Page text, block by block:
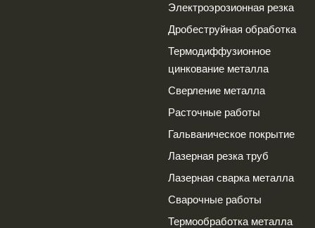
Электроэрозионная резка
Дробеструйная обработка
Термодиффузионное
цинкование металла
Сверление металла
Расточные работы
Гальваническое покрытие
Лазерная резка труб
Лазерная сварка металла
Сварочные работы
Термообработка металла